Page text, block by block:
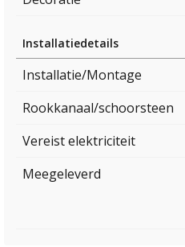
Installatiedetails
Installatie/Montage
Rookkanaal/schoorsteen
Vereist elektriciteit
Meegeleverd